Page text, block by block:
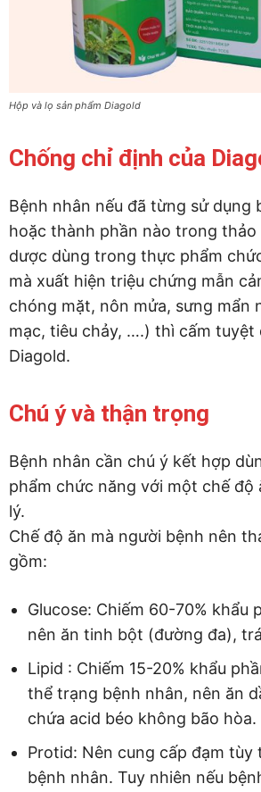
Hộp và lọ sản phẩm Diagold
Chống chỉ định của
Bệnh nhân nếu đã từng sử dụng
hoặc thành phần nào trong
dược dùng trong thực phẩm
mà xuất hiện triệu chứng mẫn
chóng mặt, nôn mửa, sưng mẩn
mạc, tiêu chảy, ….) thì cấm tuyệt
Diagold.
Chú ý và thận trọng
Bệnh nhân cần chú ý kết hợp
phẩm chức năng với một chế độ
lý.
Chế độ ăn mà người bệnh nên
gồm:
Glucose: Chiếm 60-70% khẩu
nên ăn tinh bột (đường đa),
Lipid : Chiếm 15-20% khẩu
thể trạng bệnh nhân, nên ăn
chứa acid béo không bão hòa.
Protid: Nên cung cấp đạm tùy
bệnh nhân. Tuy nhiên nếu